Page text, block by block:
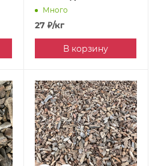
Много
27₽/кг
В корзину